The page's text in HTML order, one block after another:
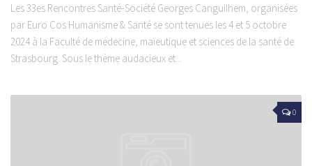
Les 33es Rencontres Santé-Société Georges Canguilhem, organisées
par Euro Cos Humanisme & Santé se sont tenues les 4 et 5 octobre
2024 à la Faculté de médecine, maïeutique et sciences de la santé de
Strasbourg. Sous le thème audacieux et...
0